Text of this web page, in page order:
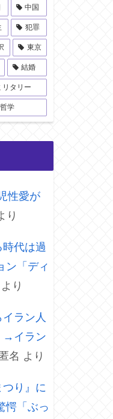
中国
犯罪
東京
結婚
リタリー
哲学
性愛が
り
代は過
ン「ディ
より
ラン人
→イラン
匿名 より
り』に
愕「ぶっ